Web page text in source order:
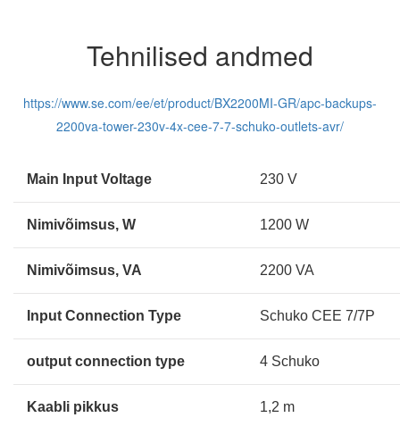
Tehnilised andmed
https://www.se.com/ee/et/product/BX2200MI-GR/apc-backups-
2200va-tower-230v-4x-cee-7-7-schuko-outlets-avr/
Main Input Voltage 230 V
Nimivõimsus, W 1200 W
Nimivõimsus, VA 2200 VA
Input Connection Type Schuko CEE 7/7P
output connection type 4 Schuko
Kaabli pikkus 1,2 m